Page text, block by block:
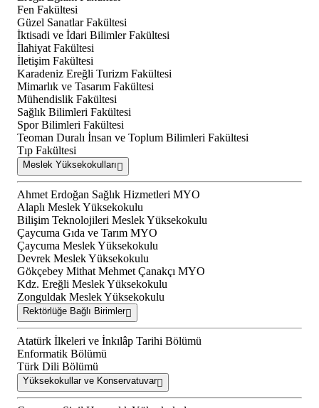
Fen Fakültesi
Güzel Sanatlar Fakültesi
İktisadi ve İdari Bilimler Fakültesi
İlahiyat Fakültesi
İletişim Fakültesi
Karadeniz Ereğli Turizm Fakültesi
Mimarlık ve Tasarım Fakültesi
Mühendislik Fakültesi
Sağlık Bilimleri Fakültesi
Spor Bilimleri Fakültesi
Teoman Duralı İnsan ve Toplum Bilimleri Fakültesi
Tıp Fakültesi
Meslek Yüksekokulları
Ahmet Erdoğan Sağlık Hizmetleri MYO
Alaplı Meslek Yüksekokulu
Bilişim Teknolojileri Meslek Yüksekokulu
Çaycuma Gıda ve Tarım MYO
Çaycuma Meslek Yüksekokulu
Devrek Meslek Yüksekokulu
Gökçebey Mithat Mehmet Çanakçı MYO
Kdz. Ereğli Meslek Yüksekokulu
Zonguldak Meslek Yüksekokulu
Rektörlüğe Bağlı Birimler
Atatürk İlkeleri ve İnkılâp Tarihi Bölümü
Enformatik Bölümü
Türk Dili Bölümü
Yüksekokullar ve Konservatuvar